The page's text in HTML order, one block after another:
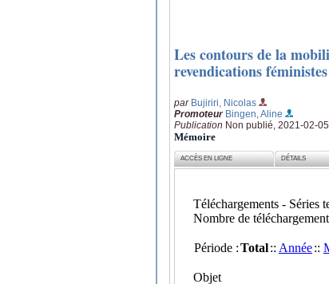
Les contours de la
revendications féministes
par Bujiriri, Nicolas
Promoteur Bingen, Aline
Publication Non publié, 2021-02-05
Mémoire
ACCÈS EN LIGNE DÉTAILS